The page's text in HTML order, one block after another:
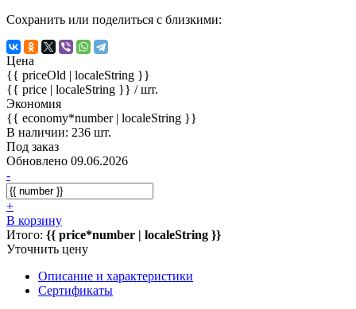
Сохранить или поделиться с близкими:
Цена
{{ priceOld | localeString }}
{{ price | localeString }} / шт.
Экономия
{{ economy*number | localeString }}
В наличии: 236 шт.
Под заказ
Обновлено 09.06.2026
-
+
В корзину
Итого: {{ price*number | localeString }}
Уточнить цену
Описание и характеристики
Сертификаты